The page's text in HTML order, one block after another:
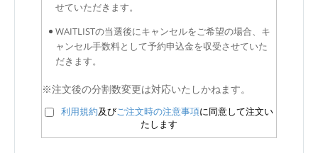
せていただきます。
WAITLISTの当選後にキャンセルをご希望の場合、キ
ャンセル手数料として予約申込金を収受させていた
だきます。
※注文後の分割数変更は対応いたしかねます。
利用規約及びご注文時の注意事項に同意して注文い
たします